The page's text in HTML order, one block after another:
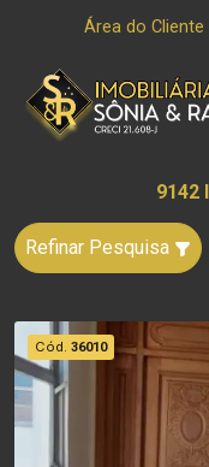
Área do Cliente
9142
Refinar Pesquisa
Cód. 36010